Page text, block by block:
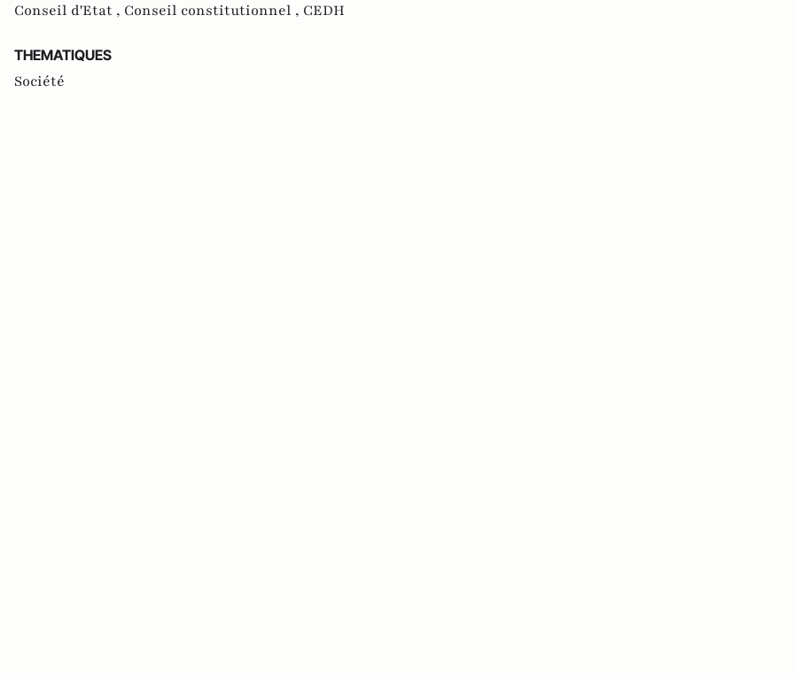
Conseil d'Etat , Conseil constitutionnel , CEDH
THEMATIQUES
Société